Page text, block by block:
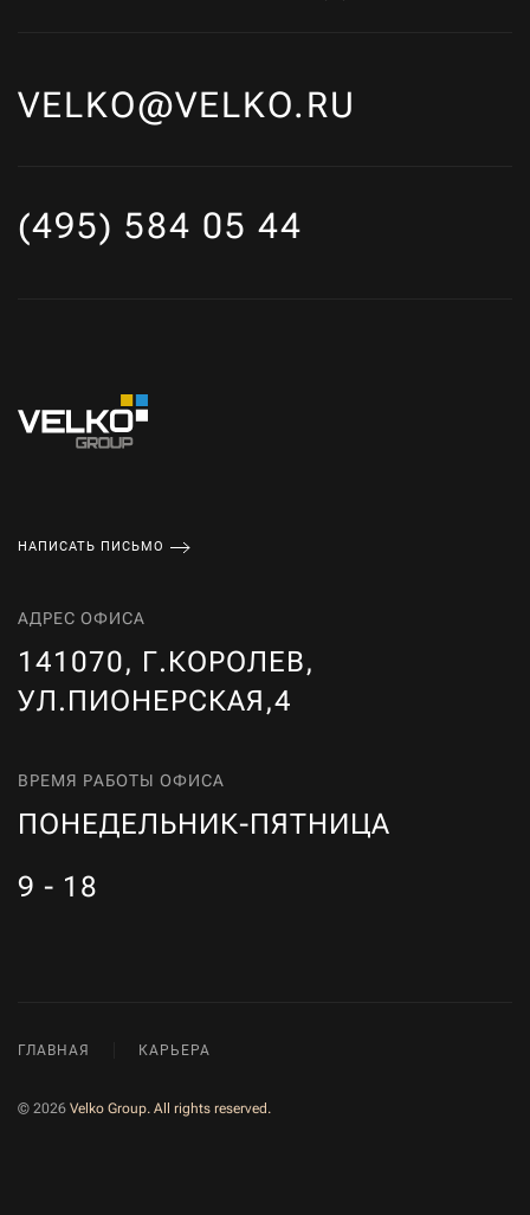
VELKO@VELKO.RU
(495) 584 05 44
НАПИСАТЬ ПИСЬМО
АДРЕС ОФИСА
141070, Г.КОРОЛЕВ,
УЛ.ПИОНЕРСКАЯ,4
ВРЕМЯ РАБОТЫ ОФИСА
ПОНЕДЕЛЬНИК-ПЯТНИЦА
9 - 18
ГЛАВНАЯ КАРЬЕРА
© 2026 Velko Group. All rights reserved.